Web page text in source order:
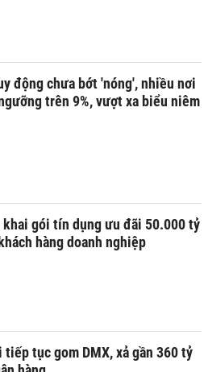
động chưa bớt 'nóng', nhiều nơi
trên 9%, vượt xa biểu niêm
khai gói tín dụng ưu đãi 50.000 tỷ
hàng doanh nghiệp
tiếp tục gom DMX, xả gần 360 tỷ